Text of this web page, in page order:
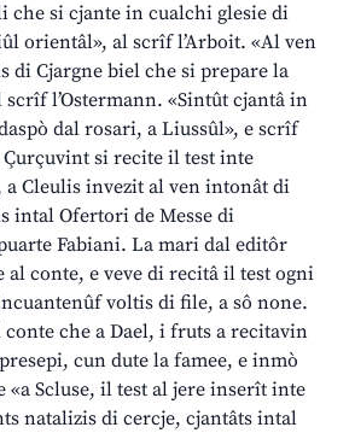
che si cjante in cualchi glesie di
orientâl», al scrîf l’Arboit. «Al ven
di Cjargne biel che si prepare la
l’Ostermann. «Sintût cjantâ in
dal rosari, a Liussûl», e scrîf
Çurçuvint si recite il test inte
a Cleulis invezit al ven intonât di
intal Ofertori de Messe di
Fabiani. La mari dal editôr
al conte, e veve di recitâ il test ogni
voltis di file, a sô none.
che a Dael, i fruts a recitavin
cun dute la famee, e inmò
«a Scluse, il test al jere inserît inte
natalizis di cercje, cjantâts intal